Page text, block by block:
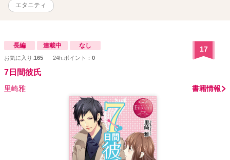
エタニティ
長編 連載中 なし
お気に入り:165 24h.ポイント： 0
17
7日間彼氏
里崎雅 書籍情報